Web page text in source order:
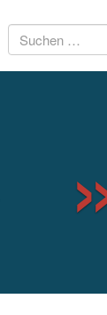
Suchen